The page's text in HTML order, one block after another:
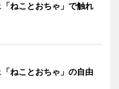
ねことおちゃ」で触れ
ねことおちゃ」の自由